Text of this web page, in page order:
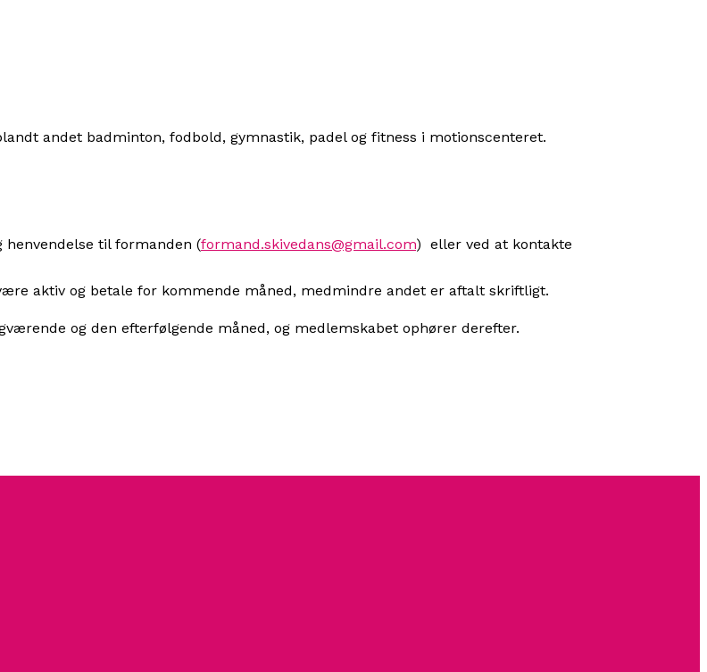
andet badminton, fodbold, gymnastik, padel og fitness i motionscenteret.
henvendelse til formanden (formand.skivedans@gmail.com) eller ved at kontakte
aktiv og betale for kommende måned, medmindre andet er aftalt skriftligt.
og den efterfølgende måned, og medlemskabet ophører derefter.